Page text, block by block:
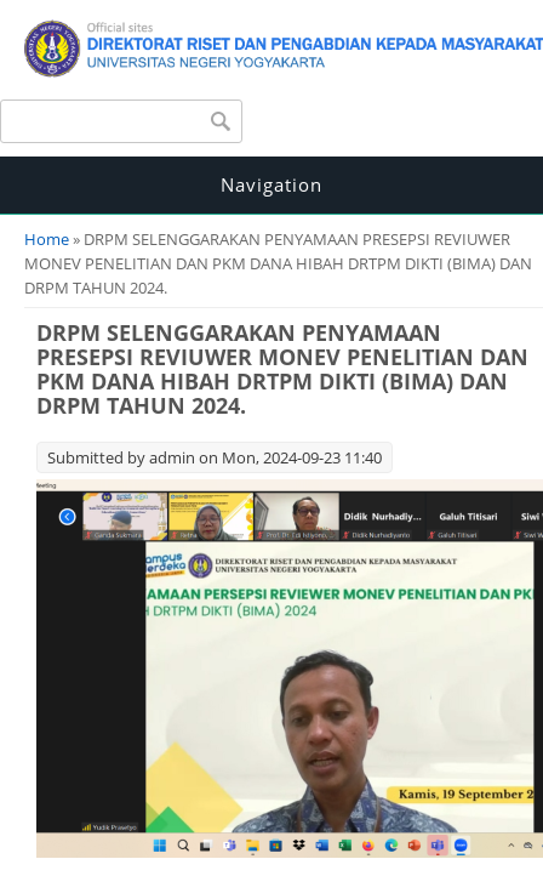
Search form
Navigation
You are here
Home» DRPM SELENGGARAKAN PENYAMAAN PRESEPSI REVIUWER
MONEV PENELITIAN DAN PKM DANA HIBAH DRTPM DIKTI (BIMA) DAN
DRPM TAHUN 2024.
DRPM SELENGGARAKAN PENYAMAAN
PRESEPSI REVIUWER MONEV PENELITIAN DAN
PKM DANA HIBAH DRTPM DIKTI (BIMA) DAN
DRPM TAHUN 2024.
Submitted byadmin on Mon, 2024-09-23 11:40